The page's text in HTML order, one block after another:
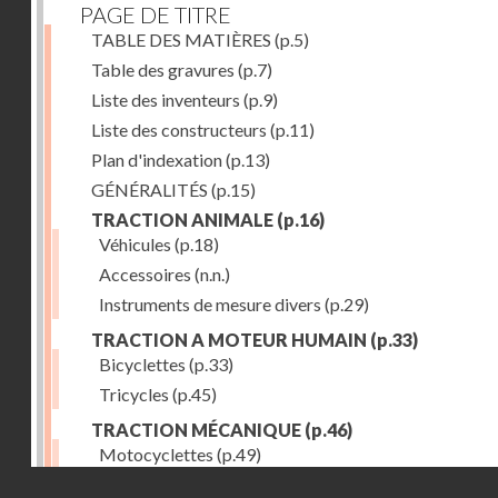
PAGE DE TITRE
TABLE DES MATIÈRES (p.5)
Table des gravures (p.7)
Liste des inventeurs (p.9)
Liste des constructeurs (p.11)
Plan d'indexation(p.13)
GÉNÉRALITÉS (p.15)
TRACTION ANIMALE (p.16)
Véhicules (p.18)
Accessoires (n.n.)
Instruments de mesure divers (p.29)
TRACTION A MOTEUR HUMAIN (p.33)
Bicyclettes (p.33)
Tricycles (p.45)
TRACTION MÉCANIQUE (p.46)
Motocyclettes (p.49)